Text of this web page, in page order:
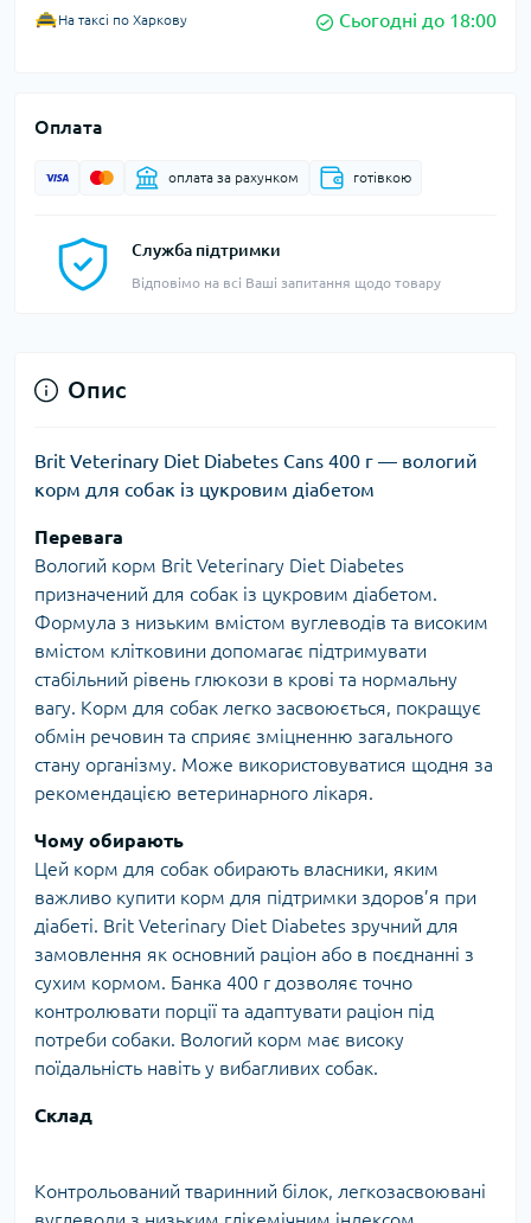
На таксі по Харкову Сьогодні до 18:00
Оплата
оплата за рахунком готівкою
Служба підтримки
Відповімо на всі Ваші запитання щодо товару
Опис
Brit Veterinary Diet Diabetes Cans 400 г — вологий
корм для собак із цукровим діабетом
Перевага
Вологий корм Brit Veterinary Diet Diabetes
призначений для собак із цукровим діабетом.
Формула з низьким вмістом вуглеводів та високим
вмістом клітковини допомагає підтримувати
стабільний рівень глюкози в крові та нормальну
вагу. Корм для собак легко засвоюється, покращує
обмін речовин та сприяє зміцненню загального
стану організму. Може використовуватися щодня за
рекомендацією ветеринарного лікаря.
Чому обирають
Цей корм для собак обирають власники, яким
важливо купити корм для підтримки здоров’я при
діабеті. Brit Veterinary Diet Diabetes зручний для
замовлення як основний раціон або в поєднанні з
сухим кормом. Банка 400 г дозволяє точно
контролювати порції та адаптувати раціон під
потреби собаки. Вологий корм має високу
поїдальність навіть у вибагливих собак.
Склад
Контрольований тваринний білок, легкозасвоювані